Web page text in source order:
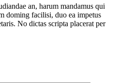
an, harum mandamus qui
doming facilisi, duo ea impetus
No dictas scripta placerat per